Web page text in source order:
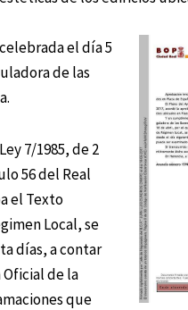
el día 5
de las
7/1985, de 2
56 del Real
el Texto
Local, se
días, a contar
de la
que